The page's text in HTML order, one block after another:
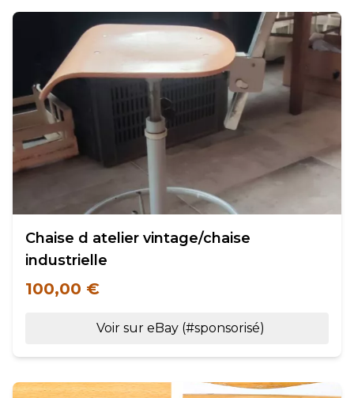
Chaise d atelier vintage/chaise
industrielle
100,00 €
Voir sur eBay (#sponsorisé)